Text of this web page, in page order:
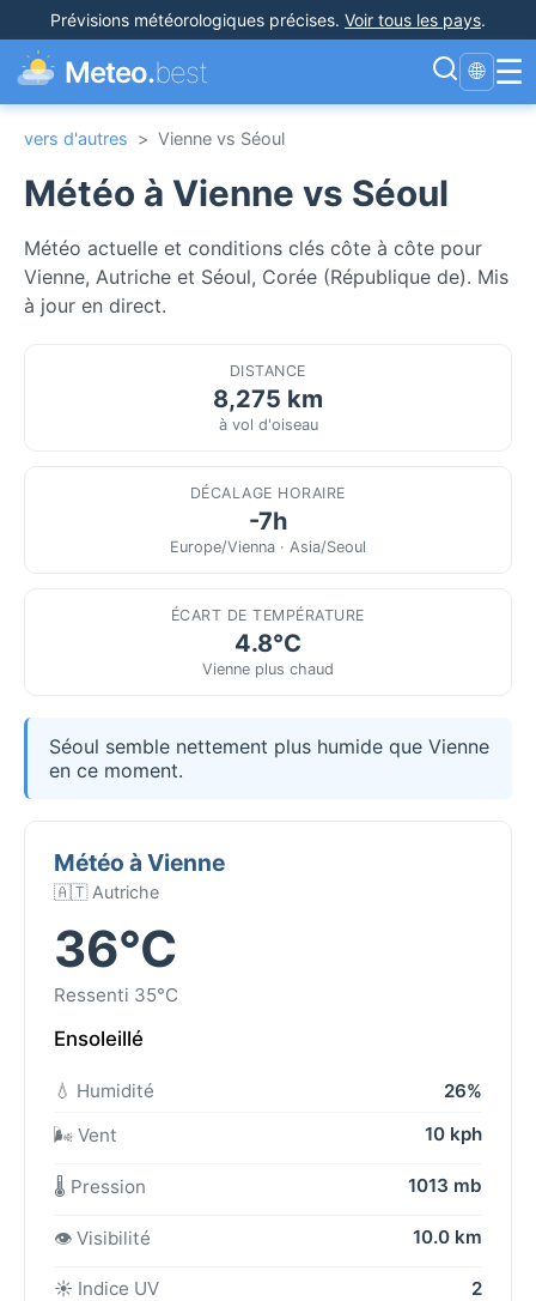
Prévisions météorologiques précises. Voir tous les pays.
Meteo.best 🌐 ☰
vers d'autres > Vienne vs Séoul
Météo à Vienne vs Séoul
Météo actuelle et conditions clés côte à côte pour
Vienne, Autriche et Séoul, Corée (République de). Mis
à jour en direct.
DISTANCE
8,275 km
à vol d'oiseau
DÉCALAGE HORAIRE
-7h
Europe/Vienna · Asia/Seoul
ÉCART DE TEMPÉRATURE
4.8°C
Vienne plus chaud
Séoul semble nettement plus humide que Vienne
en ce moment.
Météo à Vienne
🇦🇹 Autriche
36°C
Ressenti 35°C
Ensoleillé
💧 Humidité
26%
🌬️ Vent
10 kph
🌡️ Pression 1013 mb
👁️ Visibilité 10.0 km
☀️ Indice UV 2